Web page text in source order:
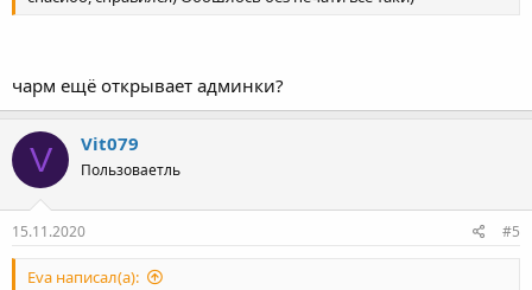
чарм ещё открывает админки?
V Vit079
15.11.2020